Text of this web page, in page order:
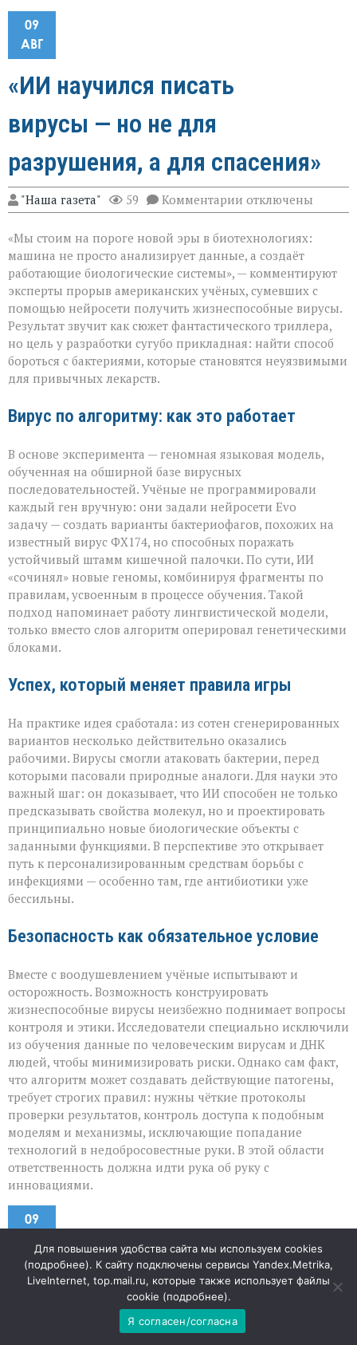
09
АВГ
«ИИ научился писать
вирусы — но не для
разрушения, а для спасения»
"Наша газета" 59 Комментарии к
записи
научился
писать
вирусы — но
не
для
разрушения,
а
для
спасения»
отключены
«Мы стоим на пороге новой эры в биотехнологиях:
машина не просто анализирует данные, а создаёт
работающие биологические системы», — комментируют
эксперты прорыв американских учёных, сумевших с
помощью нейросети получить жизнеспособные вирусы.
Результат звучит как сюжет фантастического триллера,
но цель у разработки сугубо прикладная: найти способ
бороться с бактериями, которые становятся неуязвимыми
для привычных лекарств.
Вирус по алгоритму: как это работает
В основе эксперимента — геномная языковая модель,
обученная на обширной базе вирусных
последовательностей. Учёные не программировали
каждый ген вручную: они задали нейросети Evo
задачу — создать варианты бактериофагов, похожих на
известный вирус ФХ174, но способных поражать
устойчивый штамм кишечной палочки. По сути, ИИ
«сочинял» новые геномы, комбинируя фрагменты по
правилам, усвоенным в процессе обучения. Такой
подход напоминает работу лингвистической модели,
только вместо слов алгоритм оперировал генетическими
блоками.
Успех, который меняет правила игры
На практике идея сработала: из сотен сгенерированных
вариантов несколько действительно оказались
рабочими. Вирусы смогли атаковать бактерии, перед
которыми пасовали природные аналоги. Для науки это
важный шаг: он доказывает, что ИИ способен не только
предсказывать свойства молекул, но и проектировать
принципиально новые биологические объекты с
заданными функциями. В перспективе это открывает
путь к персонализированным средствам борьбы с
инфекциями — особенно там, где антибиотики уже
бессильны.
Безопасность как обязательное условие
Вместе с воодушевлением учёные испытывают и
осторожность. Возможность конструировать
жизнеспособные вирусы неизбежно поднимает вопросы
контроля и этики. Исследователи специально исключили
из обучения данные по человеческим вирусам и ДНК
людей, чтобы минимизировать риски. Однако сам факт,
что алгоритм может создавать действующие патогены,
требует строгих правил: нужны чёткие протоколы
проверки результатов, контроль доступа к подобным
моделям и механизмы, исключающие попадание
технологий в недобросовестные руки. В этой области
ответственность должна идти рука об руку с
инновациями.
09
«Когда слово бьёт больнее
иска: новый виток спора Netflix
Для повышения удобства сайта мы используем cookies
(подробнее). К сайту подключены сервисы Yandex.Metrika,
LiveInternet, top.mail.ru, которые также использует файлы
cookie (подробнее).
Я согласен/согласна